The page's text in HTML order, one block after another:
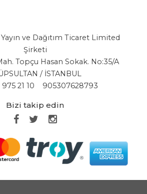
Yayın ve Dağıtım Ticaret Limited
Şirketi
Topçu Hasan Sokak. No:35/A
/ İSTANBUL
21 10
905307628793
Bizi takip edin